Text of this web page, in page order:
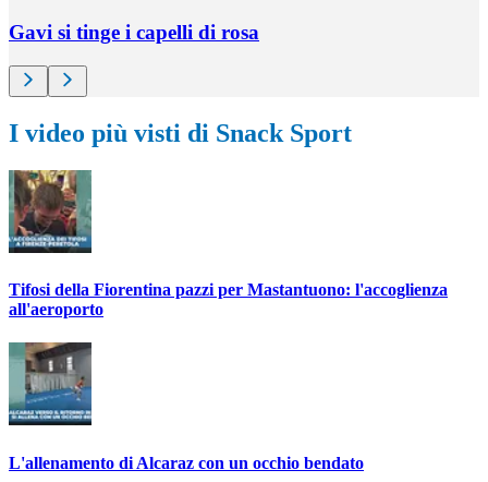
Gavi si tinge i capelli di rosa
I video più visti di Snack Sport
Tifosi della Fiorentina pazzi per Mastantuono: l'accoglienza
all'aeroporto
L'allenamento di Alcaraz con un occhio bendato